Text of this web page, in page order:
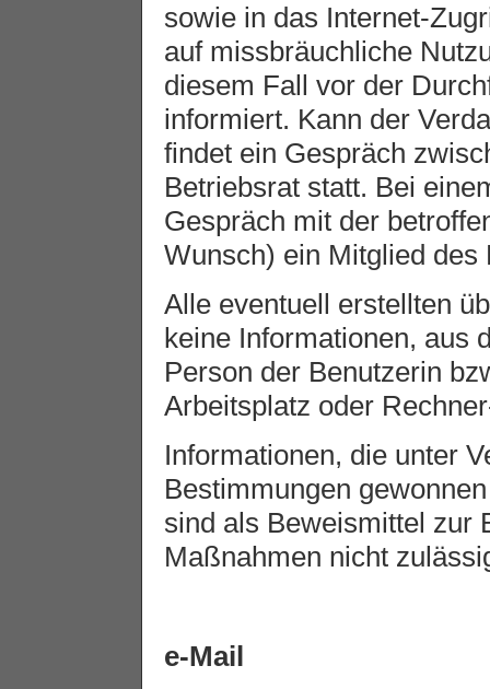
sowie in das Internet-
auf missbräuchliche
diesem Fall vor der
informiert. Kann der
findet ein Gespräch
Betriebsrat statt. Bei
Gespräch mit der
Wunsch) ein Mitglied des
Alle eventuell erstellten
keine Informationen, aus
Person der Benutzerin
Arbeitsplatz oder
Informationen, die unter
Bestimmungen
sind als Beweismittel zur
Maßnahmen nicht
e-Mail